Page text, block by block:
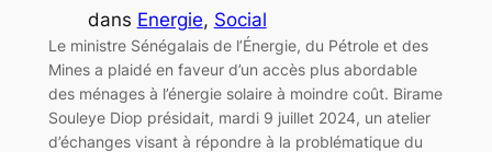
dans Energie, Social
Le ministre Sénégalais de l’Énergie, du Pétrole et des
Mines a plaidé en faveur d’un accès plus abordable
des ménages à l’énergie solaire à moindre coût. Birame
Souleye Diop présidait, mardi 9 juillet 2024, un atelier
d’échanges visant à répondre à la problématique du